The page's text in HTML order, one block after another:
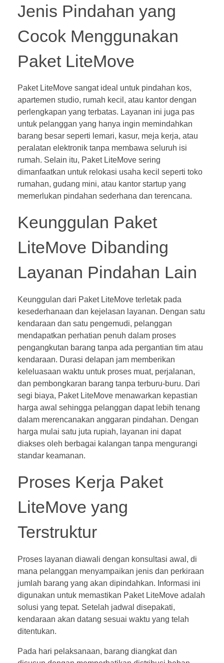
Jenis Pindahan yang
Cocok Menggunakan
Paket LiteMove
Paket LiteMove sangat ideal untuk pindahan kos,
apartemen studio, rumah kecil, atau kantor dengan
perlengkapan yang terbatas. Layanan ini juga pas
untuk pelanggan yang hanya ingin memindahkan
barang besar seperti lemari, kasur, meja kerja, atau
peralatan elektronik tanpa membawa seluruh isi
rumah. Selain itu, Paket LiteMove sering
dimanfaatkan untuk relokasi usaha kecil seperti toko
rumahan, gudang mini, atau kantor startup yang
memerlukan pindahan sederhana dan terencana.
Keunggulan Paket
LiteMove Dibanding
Layanan Pindahan Lain
Keunggulan dari Paket LiteMove terletak pada
kesederhanaan dan kejelasan layanan. Dengan satu
kendaraan dan satu pengemudi, pelanggan
mendapatkan perhatian penuh dalam proses
pengangkutan barang tanpa ada pergantian tim atau
kendaraan. Durasi delapan jam memberikan
keleluasaan waktu untuk proses muat, perjalanan,
dan pembongkaran barang tanpa terburu-buru. Dari
segi biaya, Paket LiteMove menawarkan kepastian
harga awal sehingga pelanggan dapat lebih tenang
dalam merencanakan anggaran pindahan. Dengan
harga mulai satu juta rupiah, layanan ini dapat
diakses oleh berbagai kalangan tanpa mengurangi
standar keamanan.
Proses Kerja Paket
LiteMove yang
Terstruktur
Proses layanan diawali dengan konsultasi awal, di
mana pelanggan menyampaikan jenis dan perkiraan
jumlah barang yang akan dipindahkan. Informasi ini
digunakan untuk memastikan Paket LiteMove adalah
solusi yang tepat. Setelah jadwal disepakati,
kendaraan akan datang sesuai waktu yang telah
ditentukan.
Pada hari pelaksanaan, barang diangkat dan